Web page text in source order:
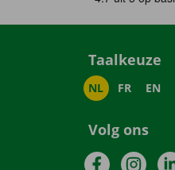
Taalkeuze
NL FR EN
Volg ons
Facebook